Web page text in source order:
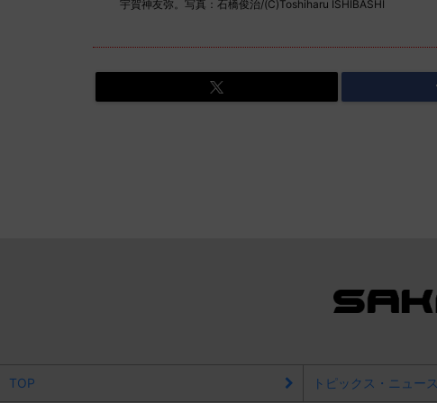
宇賀神友弥。写真：石橋俊治/(C)Toshiharu ISHIBASHI
TOP トピックス・ニュース